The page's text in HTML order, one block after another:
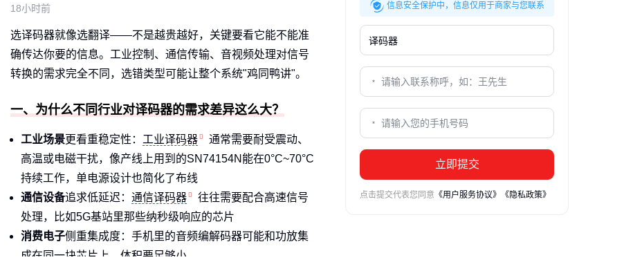
18小时前
选译码器就像选翻译——不是越贵越好，关键要看它能不能准
确传达你要的信息。工业控制、通信传输、音视频处理对信号
转换的需求完全不同，选错类型可能让整个系统"鸡同鸭讲"。
一、为什么不同行业对译码器的需求差异这么大？
工业场景更看重稳定性： 工业译码器
通常需要耐受震动、
高温或电磁干扰，像产线上用到的SN74154N能在0°C~70°C
持续工作，单电源设计也简化了布线
通信设备追求低延迟： 通信译码器
往往需要配合高速信号
处理，比如5G基站里那些纳秒级响应的芯片
消费电子侧重集成度：手机里的音频编解码器可能和功放集
成在同一块芯片上，体积要足够小
信息安全保护中，信息仅用于商家与您联系
立即提交
点击提交代表您同意 《用户服务协议》 《隐私政策》